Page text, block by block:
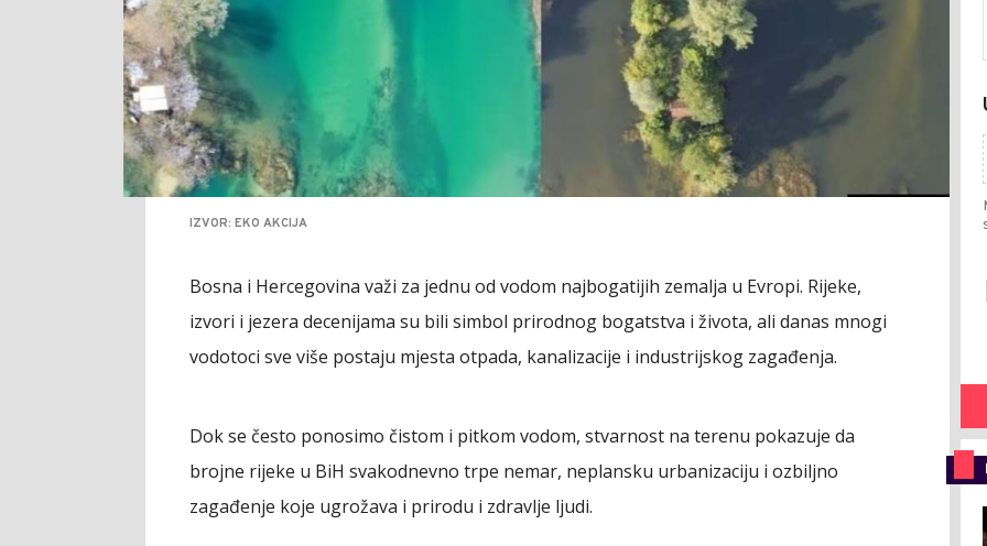
IZVOR: EKO AKCIJA
Bosna i Hercegovina važi za jednu od vodom najbogatijih zemalja u Evropi. Rijeke,
izvori i jezera decenijama su bili simbol prirodnog bogatstva i života, ali danas mnogi
vodotoci sve više postaju mjesta otpada, kanalizacije i industrijskog zagađenja.
Dok se često ponosimo čistom i pitkom vodom, stvarnost na terenu pokazuje da
brojne rijeke u BiH svakodnevno trpe nemar, neplansku urbanizaciju i ozbiljno
zagađenje koje ugrožava i prirodu i zdravlje ljudi.